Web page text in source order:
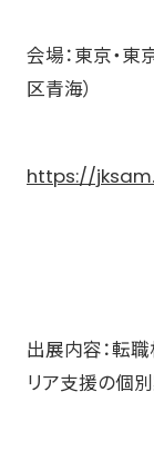
会場：東京・
区青海）
https://
出展内容：転
リア支援の個